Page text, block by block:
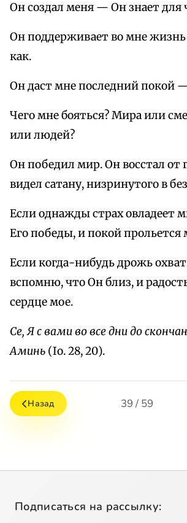
Он создал меня — Он знает для
Он поддерживает во мне
как.
Он даст мне последний покой
Чего мне бояться? Мира или
или людей?
Он победил мир. Он восстал от
видел сатану, низринутого в
Если однажды страх овладеет
Его победы, и покой прольется
Если когда-нибудь дрожь
вспомню, что Он близ, и
сердце мое.
Се, Я с вами во все дни до
Аминь (Io. 28, 20).
Назад 39 / 59
Подписаться на рассылку: